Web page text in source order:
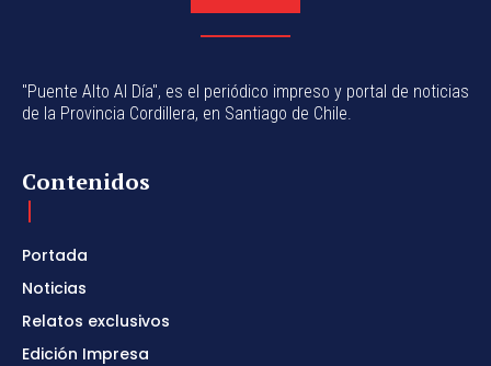
"Puente Alto Al Día", es el periódico impreso y portal de noticias
de la Provincia Cordillera, en Santiago de Chile.
Contenidos
Portada
Noticias
Relatos exclusivos
Edición Impresa